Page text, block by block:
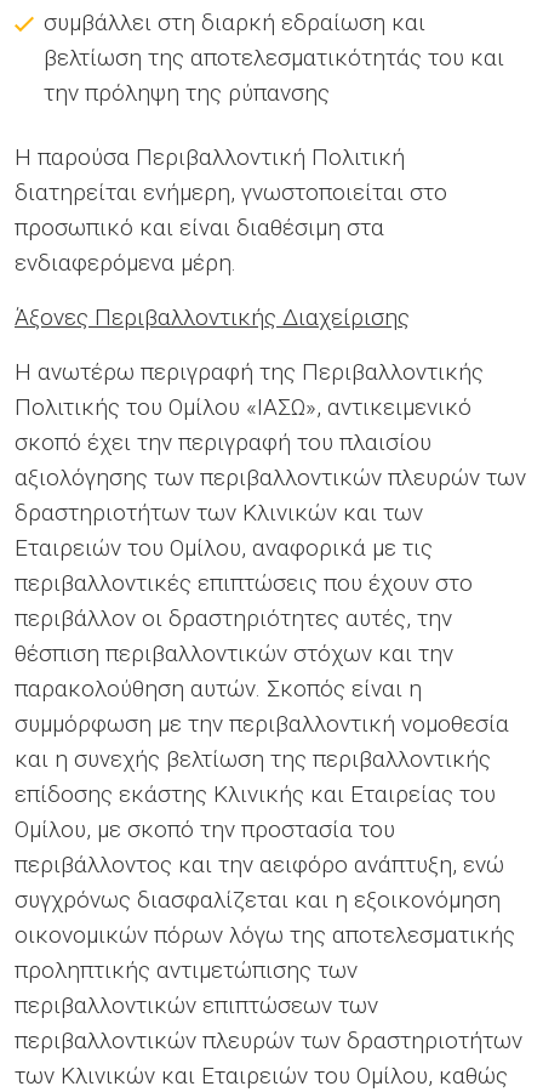
συμβάλλει στη διαρκή εδραίωση και
βελτίωση της αποτελεσματικότητάς του και
την πρόληψη της ρύπανσης
Η παρούσα Περιβαλλοντική Πολιτική
διατηρείται ενήμερη, γνωστοποιείται στο
προσωπικό και είναι διαθέσιμη στα
ενδιαφερόμενα μέρη.
Άξονες Περιβαλλοντικής Διαχείρισης
Η ανωτέρω περιγραφή της Περιβαλλοντικής
Πολιτικής του Ομίλου «ΙΑΣΩ», αντικειμενικό
σκοπό έχει την περιγραφή του πλαισίου
αξιολόγησης των περιβαλλοντικών πλευρών των
δραστηριοτήτων των Κλινικών και των
Εταιρειών του Ομίλου, αναφορικά με τις
περιβαλλοντικές επιπτώσεις που έχουν στο
περιβάλλον οι δραστηριότητες αυτές, την
θέσπιση περιβαλλοντικών στόχων και την
παρακολούθηση αυτών. Σκοπός είναι η
συμμόρφωση με την περιβαλλοντική νομοθεσία
και η συνεχής βελτίωση της περιβαλλοντικής
επίδοσης εκάστης Κλινικής και Εταιρείας του
Ομίλου, με σκοπό την προστασία του
περιβάλλοντος και την αειφόρο ανάπτυξη, ενώ
συγχρόνως διασφαλίζεται και η εξοικονόμηση
οικονομικών πόρων λόγω της αποτελεσματικής
προληπτικής αντιμετώπισης των
περιβαλλοντικών επιπτώσεων των
περιβαλλοντικών πλευρών των δραστηριοτήτων
των Κλινικών και Εταιρειών του Ομίλου, καθώς